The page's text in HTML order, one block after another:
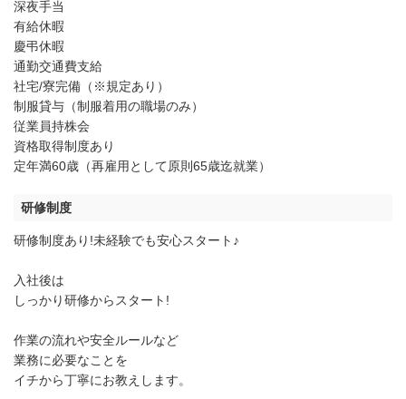
深夜手当
有給休暇
慶弔休暇
通勤交通費支給
社宅/寮完備（※規定あり）
制服貸与（制服着用の職場のみ）
従業員持株会
資格取得制度あり
定年満60歳（再雇用として原則65歳迄就業）
研修制度
研修制度あり!未経験でも安心スタート♪
入社後は
しっかり研修からスタート!
作業の流れや安全ルールなど
業務に必要なことを
イチから丁寧にお教えします。